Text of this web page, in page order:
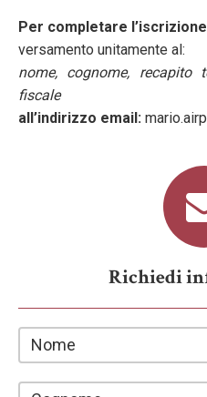
Per completare l’iscrizione
versamento unitamente al:
nome, cognome,
fiscale
all’indirizzo email:
Richiedi